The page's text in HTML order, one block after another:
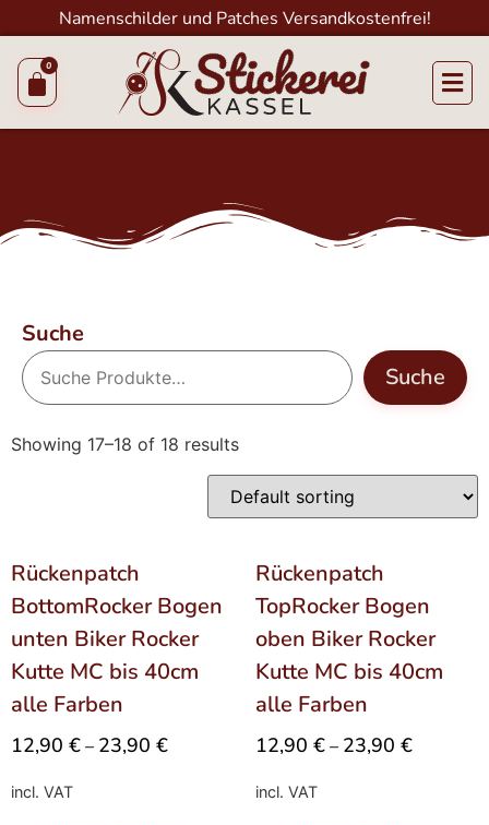
Namenschilder und Patches Versandkostenfrei!
Suche
Suche
Showing 17–18 of 18 results
Rückenpatch
BottomRocker Bogen
unten Biker Rocker
Kutte MC bis 40cm
alle Farben
12,90 €– 23,90 €
incl. VAT
Rückenpatch
TopRocker Bogen
oben Biker Rocker
Kutte MC bis 40cm
alle Farben
12,90 €– 23,90 €
incl. VAT